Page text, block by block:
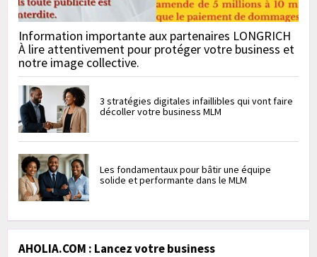
Information importante aux partenaires LONGRICH
À lire attentivement pour protéger votre business et
notre image collective.
3 stratégies digitales infaillibles qui vont faire
décoller votre business MLM
Les fondamentaux pour bâtir une équipe
solide et performante dans le MLM
AHOLIA.COM : Lancez votre business